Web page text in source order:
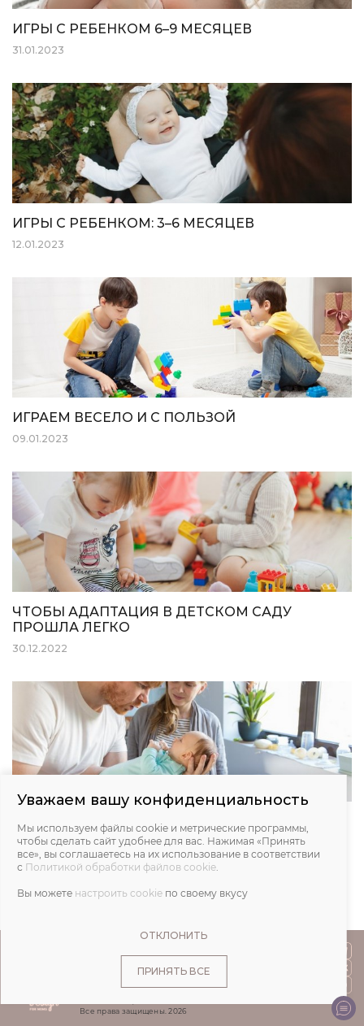
ИГРЫ С РЕБЕНКОМ 6–9 МЕСЯЦЕВ
31.01.2023
ИГРЫ С РЕБЕНКОМ: 3–6 МЕСЯЦЕВ
12.01.2023
ИГРАЕМ ВЕСЕЛО И С ПОЛЬЗОЙ
09.01.2023
ЧТОБЫ АДАПТАЦИЯ В ДЕТСКОМ САДУ
ПРОШЛА ЛЕГКО
30.12.2022
РАННЕЕ РАЗВИТИЕ. ИГРЫ С РЕБЕНКОМ: 0–3
МЕСЯЦА
27.12.2022
Все права защищены. 2026
Уважаем вашу конфиденциальность
Мы используем файлы cookie и метрические программы,
чтобы сделать сайт удобнее для вас. Нажимая «Принять
все», вы соглашаетесь на их использование в соответствии
с Политикой обработки файлов cookie.
Вы можете настроить cookie по своему вкусу
ОТКЛОНИТЬ
ПРИНЯТЬ ВСЕ